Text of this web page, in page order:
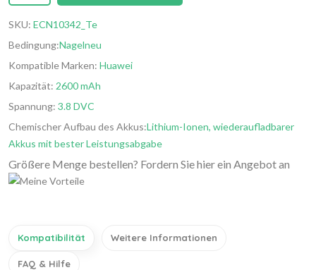
SKU: ECN10342_Te
Bedingung:Nagelneu
Kompatible Marken: Huawei
Kapazität: 2600 mAh
Spannung: 3.8 DVC
Chemischer Aufbau des Akkus:Lithium-Ionen, wiederaufladbarer
Akkus mit bester Leistungsabgabe
Größere Menge bestellen? Fordern Sie hier ein Angebot an
Kompatibilität Weitere Informationen
FAQ & Hilfe